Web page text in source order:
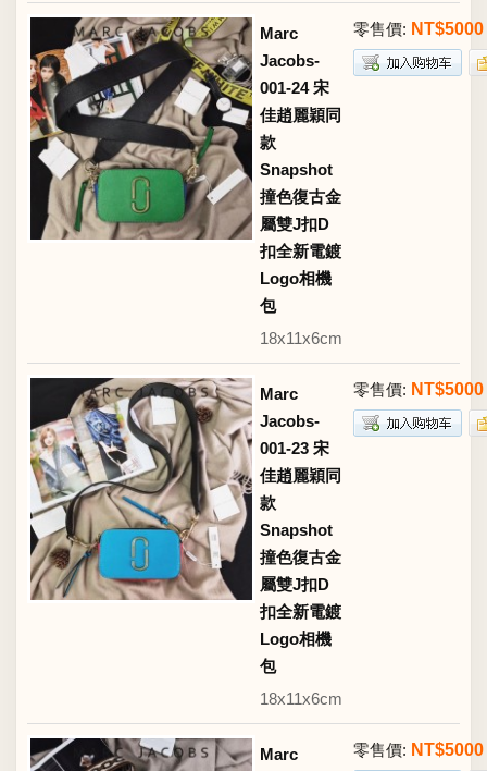
Marc
Jacobs-
001-24 宋
佳趙麗穎同
款
Snapshot
撞色復古金
屬雙J扣D
扣全新電鍍
Logo相機
包
18x11x6cm
零售價: NT$5000
Marc
Jacobs-
001-23 宋
佳趙麗穎同
款
Snapshot
撞色復古金
屬雙J扣D
扣全新電鍍
Logo相機
包
18x11x6cm
零售價: NT$5000
Marc
零售價: NT$5000